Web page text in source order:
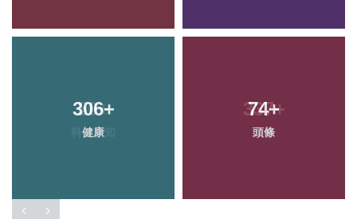
306+
健康
74+
頭條